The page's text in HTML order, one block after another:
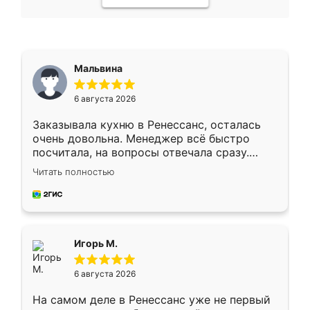
Мальвина
6 августа 2026
Заказывала кухню в Ренессанс, осталась
очень довольна. Менеджер всё быстро
посчитала, на вопросы отвечала сразу.
Замерщик приехал в субботу, подошёл к
делу со всей ответственностью. Собрали
за день, ребята работали аккуратно, даже
Читать полностью
Игорь М.
6 августа 2026
На самом деле в Ренессанс уже не первый